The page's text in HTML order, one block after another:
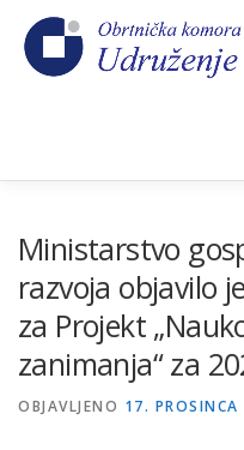
sadržaj
O NAMA CEHOVI
GALERIJA KONTAKT
Ministarstvo
razvoja objavilo
za Projekt
zanimanja“ za
OBJAVLJENO 17.